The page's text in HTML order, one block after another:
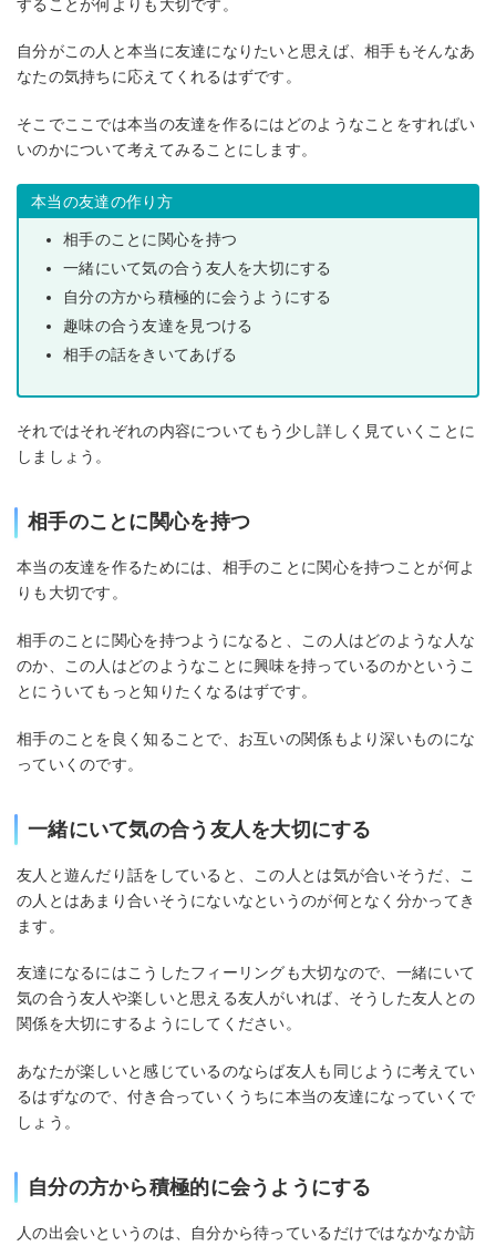
することが何よりも大切です。
自分がこの人と本当に友達になりたいと思えば、相手もそんなあ
なたの気持ちに応えてくれるはずです。
そこでここでは本当の友達を作るにはどのようなことをすればい
いのかについて考えてみることにします。
本当の友達の作り方
相手のことに関心を持つ
一緒にいて気の合う友人を大切にする
自分の方から積極的に会うようにする
趣味の合う友達を見つける
相手の話をきいてあげる
それではそれぞれの内容についてもう少し詳しく見ていくことに
しましょう。
相手のことに関心を持つ
本当の友達を作るためには、相手のことに関心を持つことが何よ
りも大切です。
相手のことに関心を持つようになると、この人はどのような人な
のか、この人はどのようなことに興味を持っているのかというこ
とにういてもっと知りたくなるはずです。
相手のことを良く知ることで、お互いの関係もより深いものにな
っていくのです。
一緒にいて気の合う友人を大切にする
友人と遊んだり話をしていると、この人とは気が合いそうだ、こ
の人とはあまり合いそうにないなというのが何となく分かってき
ます。
友達になるにはこうしたフィーリングも大切なので、一緒にいて
気の合う友人や楽しいと思える友人がいれば、そうした友人との
関係を大切にするようにしてください。
あなたが楽しいと感じているのならば友人も同じように考えてい
るはずなので、付き合っていくうちに本当の友達になっていくで
しょう。
自分の方から積極的に会うようにする
人の出会いというのは、自分から待っているだけではなかなか訪